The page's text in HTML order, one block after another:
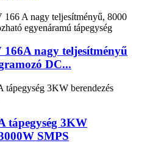
nagy teljesítményű
DC...
tápegység 3KW
SMPS